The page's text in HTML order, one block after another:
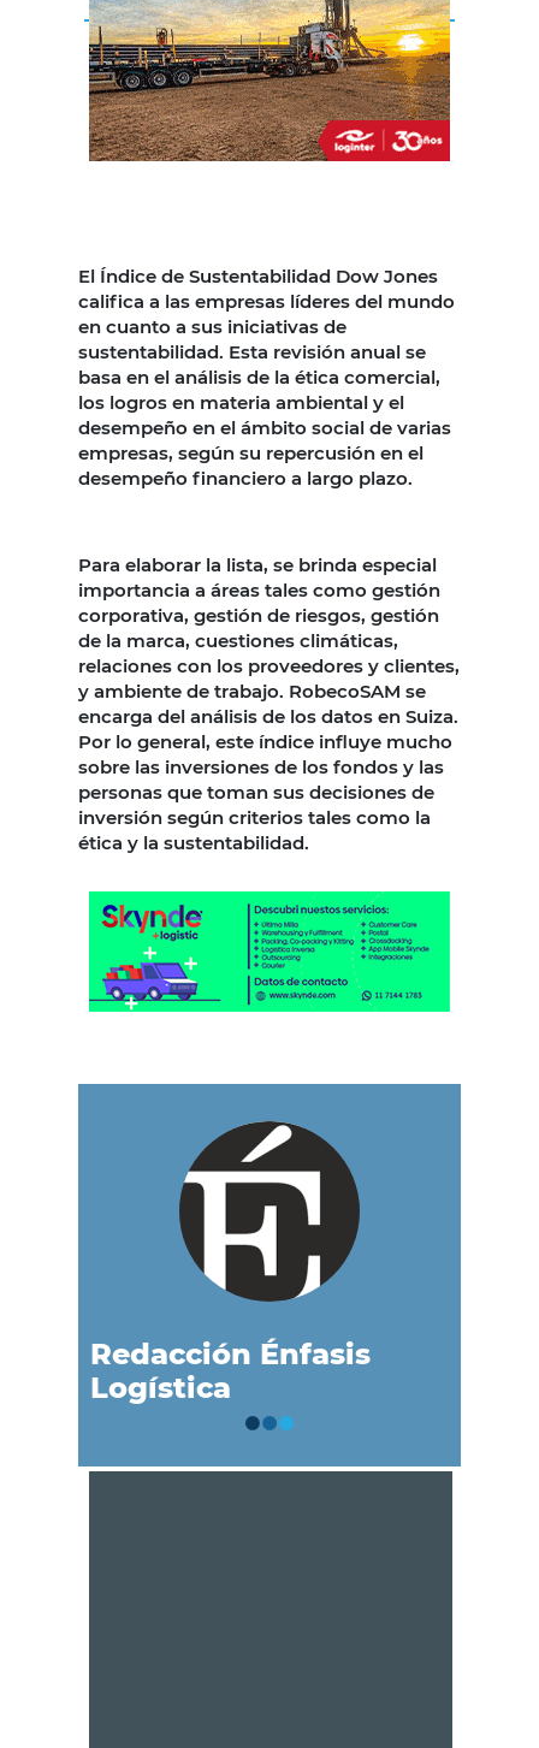
El Índice de Sustentabilidad Dow Jones
califica a las empresas líderes del mundo
en cuanto a sus iniciativas de
sustentabilidad. Esta revisión anual se
basa en el análisis de la ética comercial,
los logros en materia ambiental y el
desempeño en el ámbito social de varias
empresas, según su repercusión en el
desempeño financiero a largo plazo.
Para elaborar la lista, se brinda especial
importancia a áreas tales como gestión
corporativa, gestión de riesgos, gestión
de la marca, cuestiones climáticas,
relaciones con los proveedores y clientes,
y ambiente de trabajo. RobecoSAM se
encarga del análisis de los datos en Suiza.
Por lo general, este índice influye mucho
sobre las inversiones de los fondos y las
personas que toman sus decisiones de
inversión según criterios tales como la
ética y la sustentabilidad.
Redacción Énfasis
Logística